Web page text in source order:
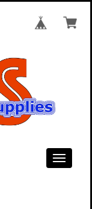
Toggle